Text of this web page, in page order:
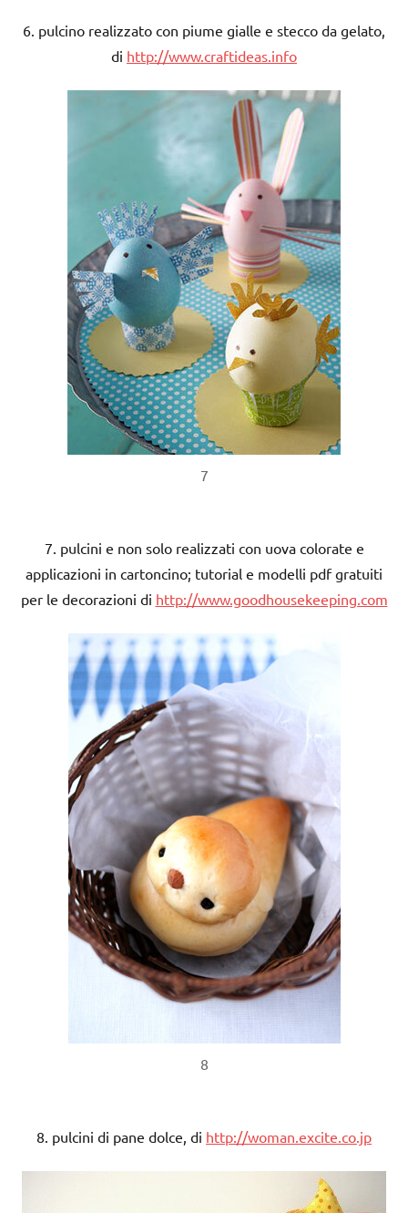
6. pulcino realizzato con piume gialle e stecco da gelato,
di http://www.craftideas.info
7
7. pulcini e non solo realizzati con uova colorate e
applicazioni in cartoncino; tutorial e modelli pdf gratuiti
per le decorazioni di http://www.goodhousekeeping.com
8
8. pulcini di pane dolce, di http://woman.excite.co.jp